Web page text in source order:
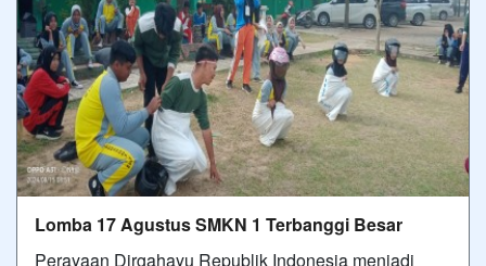
Lomba 17 Agustus SMKN 1 Terbanggi Besar
Perayaan Dirgahayu Republik Indonesia menjadi